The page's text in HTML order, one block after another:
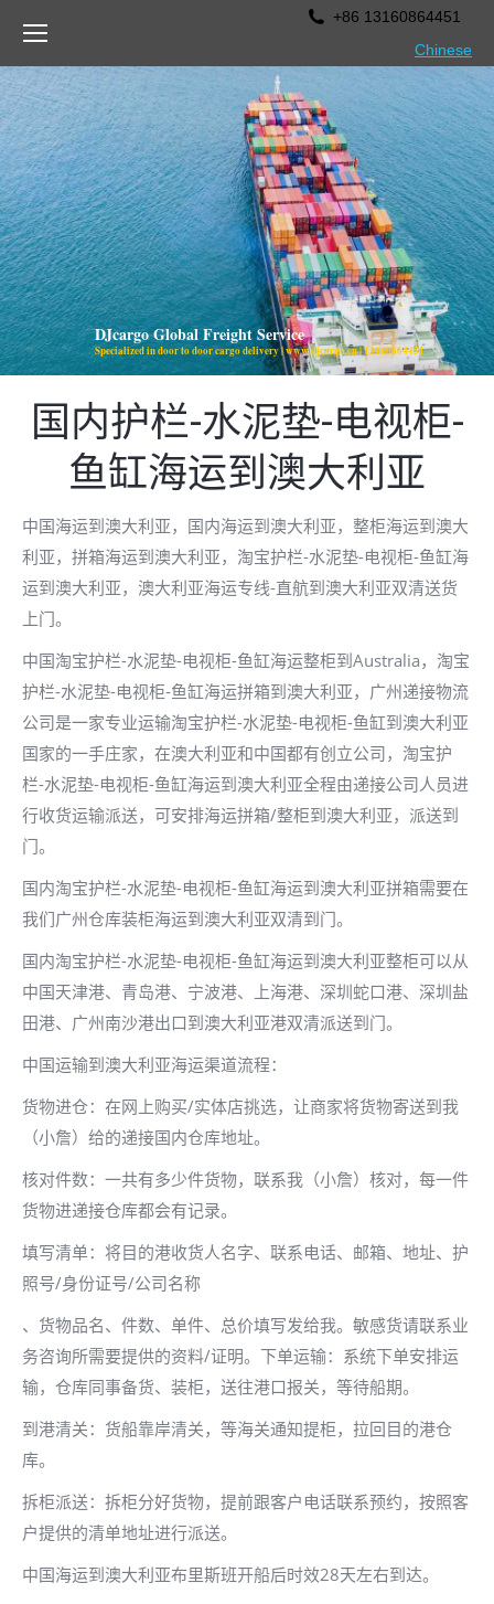
+86 13160864451
Chinese
DJcargo Global Freight Service
Specialized in door to door cargo delivery | www.djcargo.cn | 13160864451
国内护栏-水泥垫-电视柜-
鱼缸海运到澳大利亚
中国海运到澳大利亚，国内海运到澳大利亚，整柜海运到澳大
利亚，拼箱海运到澳大利亚，淘宝护栏-水泥垫-电视柜-鱼缸海
运到澳大利亚，澳大利亚海运专线-直航到澳大利亚双清送货
上门。
中国淘宝护栏-水泥垫-电视柜-鱼缸海运整柜到Australia，淘宝
护栏-水泥垫-电视柜-鱼缸海运拼箱到澳大利亚，广州递接物流
公司是一家专业运输淘宝护栏-水泥垫-电视柜-鱼缸到澳大利亚
国家的一手庄家，在澳大利亚和中国都有创立公司，淘宝护
栏-水泥垫-电视柜-鱼缸海运到澳大利亚全程由递接公司人员进
行收货运输派送，可安排海运拼箱/整柜到澳大利亚，派送到
门。
国内淘宝护栏-水泥垫-电视柜-鱼缸海运到澳大利亚拼箱需要在
我们广州仓库装柜海运到澳大利亚双清到门。
国内淘宝护栏-水泥垫-电视柜-鱼缸海运到澳大利亚整柜可以从
中国天津港、青岛港、宁波港、上海港、深圳蛇口港、深圳盐
田港、广州南沙港出口到澳大利亚港双清派送到门。
中国运输到澳大利亚海运渠道流程：
货物进仓：在网上购买/实体店挑选，让商家将货物寄送到我
（小詹）给的递接国内仓库地址。
核对件数：一共有多少件货物，联系我（小詹）核对，每一件
货物进递接仓库都会有记录。
填写清单：将目的港收货人名字、联系电话、邮箱、地址、护
照号/身份证号/公司名称
、货物品名、件数、单件、总价填写发给我。敏感货请联系业
务咨询所需要提供的资料/证明。下单运输：系统下单安排运
输，仓库同事备货、装柜，送往港口报关，等待船期。
到港清关：货船靠岸清关，等海关通知提柜，拉回目的港仓
库。
拆柜派送：拆柜分好货物，提前跟客户电话联系预约，按照客
户提供的清单地址进行派送。
中国海运到澳大利亚布里斯班开船后时效28天左右到达。